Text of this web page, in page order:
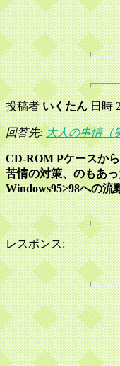
投稿者いくたん日時
回答先:大人の事情（
CD-ROM Pケースか
苦情の対策、のもあ
Windows95>98への
レスポンス: